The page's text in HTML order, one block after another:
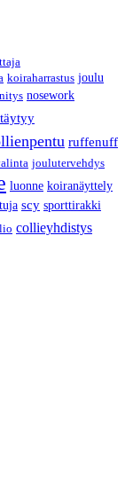
koiraharrastus joulu
nosework
ruffenuff
joulutervehdys
luonne koiranäyttely
scy sporttirakki
collieyhdistys